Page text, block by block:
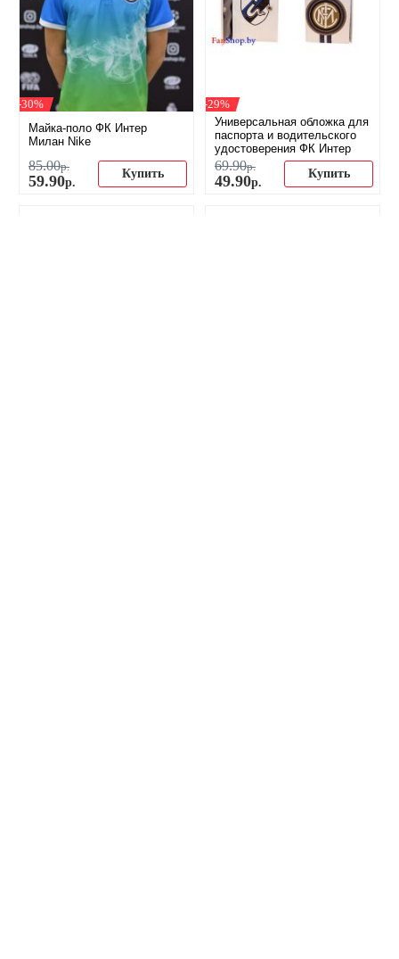
-30%
Майка-поло ФК Интер
Милан Nike
85.00р.
59.90р.
Купить
-29%
Универсальная обложка для
паспорта и водительского
удостоверения ФК Интер
69.90р.
49.90р.
Купить